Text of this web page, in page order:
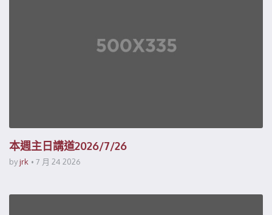
本週主日講道2026/7/26
byjrk 7 月 24 2026